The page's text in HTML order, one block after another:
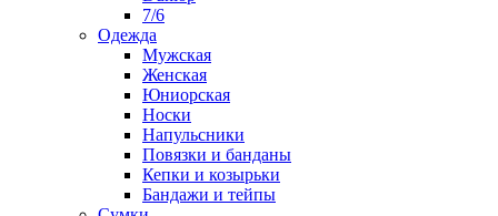
7/6
Одежда
Мужская
Женская
Юниорская
Носки
Напульсники
Повязки и банданы
Кепки и козырьки
Бандажи и тейпы